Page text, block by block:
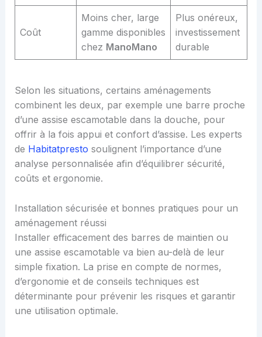
Coût
Moins cher, large
gamme disponibles
chez ManoMano
Plus onéreux,
investissement
durable
Selon les situations, certains aménagements
combinent les deux, par exemple une barre proche
d’une assise escamotable dans la douche, pour
offrir à la fois appui et confort d’assise. Les experts
de Habitatpresto soulignent l’importance d’une
analyse personnalisée afin d’équilibrer sécurité,
coûts et ergonomie.
Installation sécurisée et bonnes pratiques pour un
aménagement réussi
Installer efficacement des barres de maintien ou
une assise escamotable va bien au-delà de leur
simple fixation. La prise en compte de normes,
d’ergonomie et de conseils techniques est
déterminante pour prévenir les risques et garantir
une utilisation optimale.